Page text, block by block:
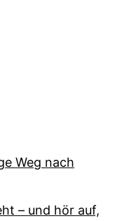
Weg nach
– und hör auf,